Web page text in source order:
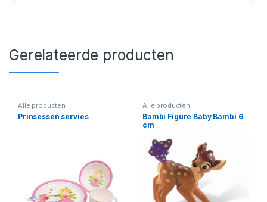
Gerelateerde producten
Alle producten
Prinsessen servies
Alle producten
Bambi Figure Baby Bambi 6
cm